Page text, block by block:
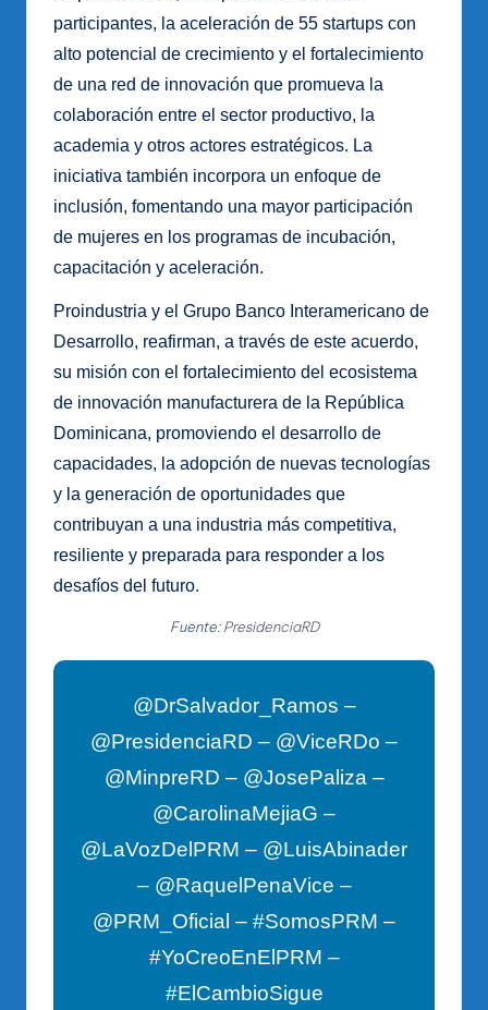
participantes, la aceleración de 55 startups con
alto potencial de crecimiento y el fortalecimiento
de una red de innovación que promueva la
colaboración entre el sector productivo, la
academia y otros actores estratégicos. La
iniciativa también incorpora un enfoque de
inclusión, fomentando una mayor participación
de mujeres en los programas de incubación,
capacitación y aceleración.
Proindustria y el Grupo Banco Interamericano de
Desarrollo, reafirman, a través de este acuerdo,
su misión con el fortalecimiento del ecosistema
de innovación manufacturera de la República
Dominicana, promoviendo el desarrollo de
capacidades, la adopción de nuevas tecnologías
y la generación de oportunidades que
contribuyan a una industria más competitiva,
resiliente y preparada para responder a los
desafíos del futuro.
Fuente:PresidenciaRD
@DrSalvador_Ramos –
@PresidenciaRD – @ViceRDo –
@MinpreRD – @JosePaliza –
@CarolinaMejiaG –
@LaVozDelPRM – @LuisAbinader
– @RaquelPenaVice –
@PRM_Oficial – #SomosPRM –
#YoCreoEnElPRM –
#ElCambioSigue